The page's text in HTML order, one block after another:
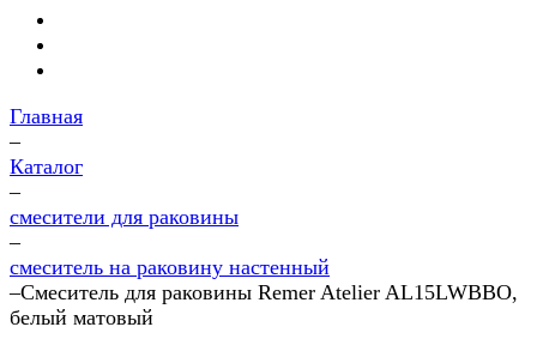
Главная
–
Каталог
–
смесители для раковины
–
смеситель на раковину настенный
–Смеситель для раковины Remer Atelier AL15LWBBO,
белый матовый